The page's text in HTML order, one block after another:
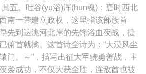
其五。吐谷(yu浴)浑(hun魂)：唐时西北
南一带建立政权，这里指该部族首
先到达洮河北岸的先锋浴血夜战，捷
俯首就擒。这首诗全诗为：“大漠风尘
门。～”，描写出征大军骁勇善战，主
袭成功，不仅大获全胜，连敌酋也被